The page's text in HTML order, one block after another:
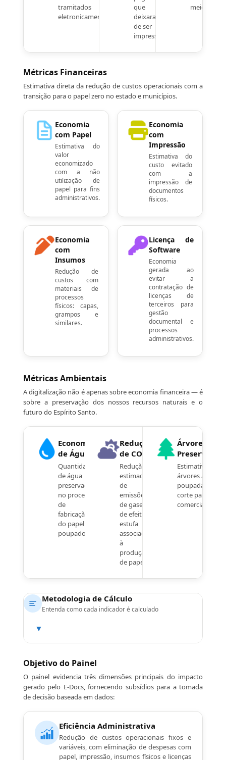
tramitados
eletronicamente.
que
deixaram
de ser
impressas.
meio
Métricas Financeiras
Estimativa direta da redução de custos operacionais com a
transição para o papel zero no estado e municípios.
Economia
com Papel
Estimativa do
valor
economizado
com a não
utilização de
papel para fins
administrativos.
Economia
com
Impressão
Estimativa do
custo evitado
com a
impressão de
documentos
físicos.
Economia
com
Insumos
Redução de
custos com
materiais de
processos
físicos: capas,
grampos e
similares.
Licença de
Software
Economia
gerada ao
evitar a
contratação de
licenças de
terceiros para
gestão
documental e
processos
administrativos.
Métricas Ambientais
A digitalização não é apenas sobre economia financeira — é
sobre a preservação dos nossos recursos naturais e o
futuro do Espírito Santo.
Economia
de Água
Quantidade
de água
preservada
no processo
de
fabricação
do papel
poupado.
Redução
de CO₂
Redução
estimada
de
emissões
de gases
de efeito
estufa
associadas
à
produção
de papel.
Árvores
Preservadas
Estimativa de
árvores adultas
poupadas do
corte para fins
comerciais.
Metodologia de Cálculo
Entenda como cada indicador é calculado
▼
Objetivo do Painel
O painel evidencia três dimensões principais do impacto
gerado pelo E-Docs, fornecendo subsídios para a tomada
de decisão baseada em dados:
Eficiência Administrativa
Redução de custos operacionais fixos e
variáveis, com eliminação de despesas com
papel, impressão, insumos físicos e licenças